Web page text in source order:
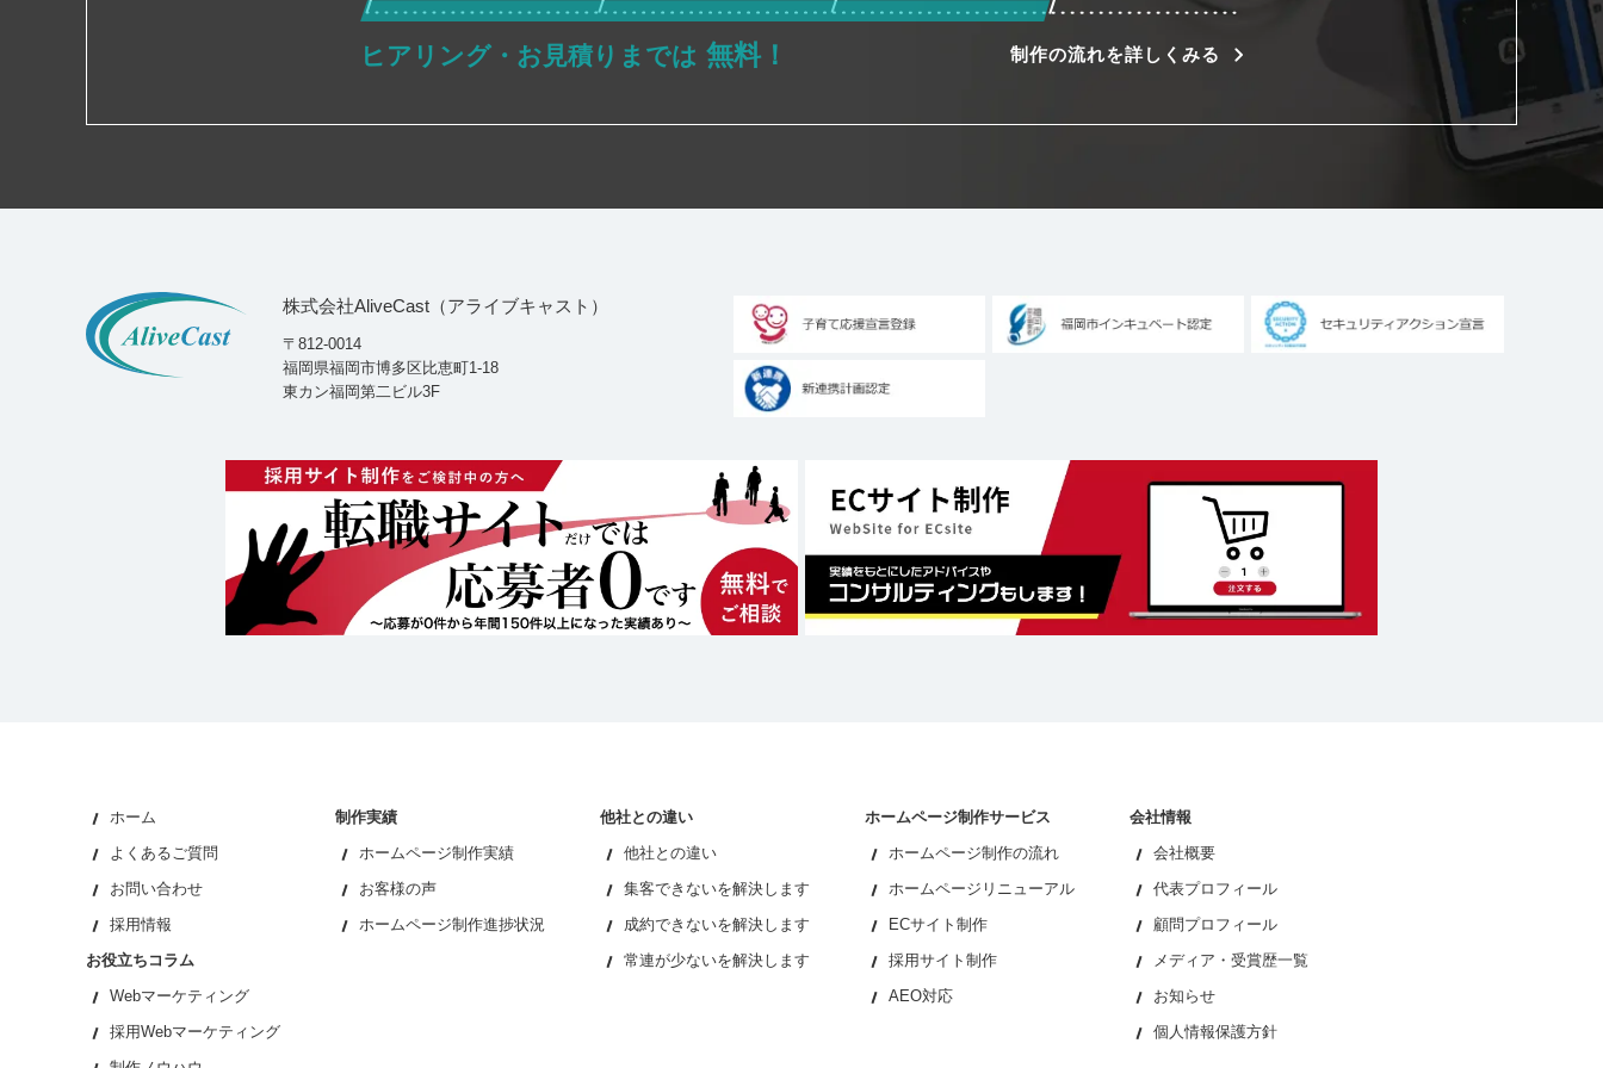
ヒアリング・お見積りまでは 無料！ 制作の流れを詳しくみる
株式会社AliveCast（アライブキャスト）
〒812-0014
福岡県福岡市博多区比恵町1-18
東カン福岡第二ビル3F
ホーム
よくあるご質問
お問い合わせ
採用情報
お役立ちコラム
Webマーケティング
採用Webマーケティング
制作実績
ホームページ制作実績
お客様の声
ホームページ制作進捗状況
他社との違い
他社との違い
集客できないを解決します
成約できないを解決します
常連が少ないを解決します
ホームページ制作サービス
ホームページ制作の流れ
ホームページリニューアル
ECサイト制作
採用サイト制作
AEO対応
会社情報
会社概要
代表プロフィール
顧問プロフィール
メディア・受賞歴一覧
お知らせ
個人情報保護方針